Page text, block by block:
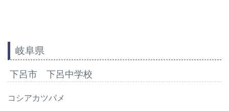
岐阜県
下呂市 下呂中学校
コシアカツバメ